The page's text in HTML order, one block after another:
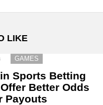
LIKE
GAMES
Sports Betting
Better Odds
Payouts